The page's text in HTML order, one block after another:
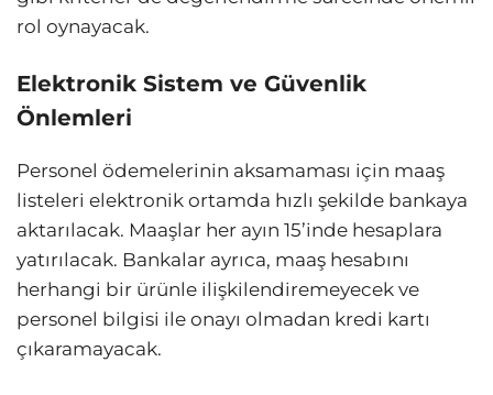
rol oynayacak.
Elektronik Sistem ve Güvenlik
Önlemleri
Personel ödemelerinin aksamaması için maaş
listeleri elektronik ortamda hızlı şekilde bankaya
aktarılacak. Maaşlar her ayın 15’inde hesaplara
yatırılacak. Bankalar ayrıca, maaş hesabını
herhangi bir ürünle ilişkilendiremeyecek ve
personel bilgisi ile onayı olmadan kredi kartı
çıkaramayacak.